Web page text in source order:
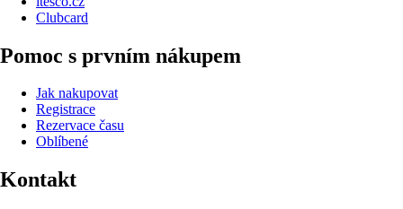
Clubcard
Pomoc s prvním nákupem
Jak nakupovat
Registrace
Rezervace času
Oblíbené
Kontakt